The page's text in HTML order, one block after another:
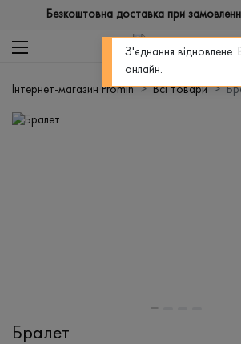
Безкоштовна доставка при
Інтернет-магазин Promin Всі товари
Бралет
З'єднання відновлене.
онлайн.